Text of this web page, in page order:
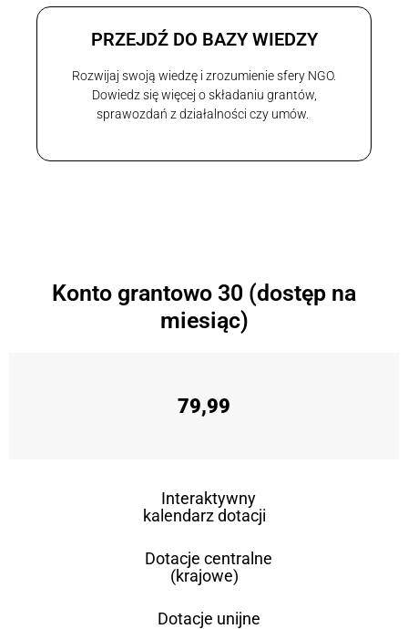
PRZEJDŹ DO BAZY WIEDZY
Rozwijaj swoją wiedzę i zrozumienie sfery NGO.
Dowiedz się więcej o składaniu grantów,
sprawozdań z działalności czy umów.
Konto grantowo 30 (dostęp na
miesiąc)
79,99
Interaktywny
kalendarz dotacji
Dotacje centralne
(krajowe)
Dotacje unijne